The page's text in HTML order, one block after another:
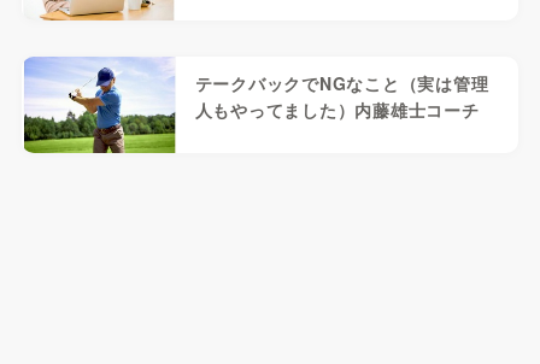
テークバックでNGなこと（実は管理
人もやってました）内藤雄士コーチ